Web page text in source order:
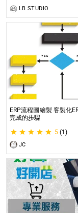
LB STUDIO
ERP流程圖繪製 客製化
完成的步驟
5 (1)
JC